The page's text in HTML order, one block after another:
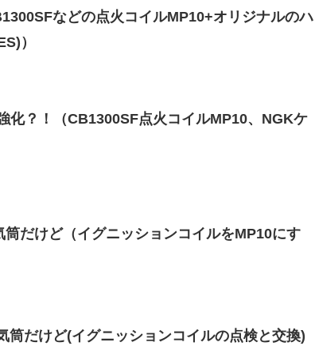
などの点火コイルMP10+オリジナルのハ
）
化？！（CB1300SF点火コイルMP10、NGKケ
だけど（イグニッションコイルをMP10にす
だけど(イグニッションコイルの点検と交換)